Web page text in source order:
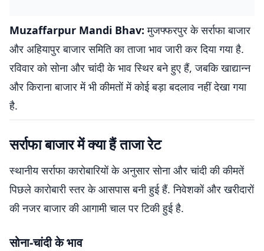
Muzaffarpur Mandi Bhav: मुजफ्फरपुर के सर्राफा बाजार
और अहियापुर बाजार समिति का ताजा भाव जारी कर दिया गया है.
रविवार को सोना और चांदी के भाव स्थिर बने हुए हैं, जबकि खाद्यान्न
और किराना बाजार में भी कीमतों में कोई बड़ा बदलाव नहीं देखा गया
है.
सर्राफा बाजार में क्या हैं ताजा रेट
स्थानीय सर्राफा कारोबारियों के अनुसार सोना और चांदी की कीमतें
पिछले कारोबारी स्तर के आसपास बनी हुई हैं. निवेशकों और खरीदारों
की नजर बाजार की आगामी चाल पर टिकी हुई है.
सोना-चांदी के भाव